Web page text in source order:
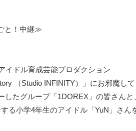
と！中継≫
イドル育成芸能プロダクション
（Studio INFINITY）」にお邪魔して
したグループ「1DOREX」の皆さんと
る小学4年生のアイドル「YuN」さん